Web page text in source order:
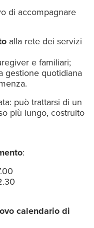
di accompagnare
alla rete dei servizi
e familiari;
gestione quotidiana
può trattarsi di un
più lungo, costruito
:
calendario di